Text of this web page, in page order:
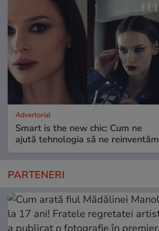
Advertorial
Smart is the new chic: Cum ne
ajută tehnologia să ne reinventăm
PARTENERI